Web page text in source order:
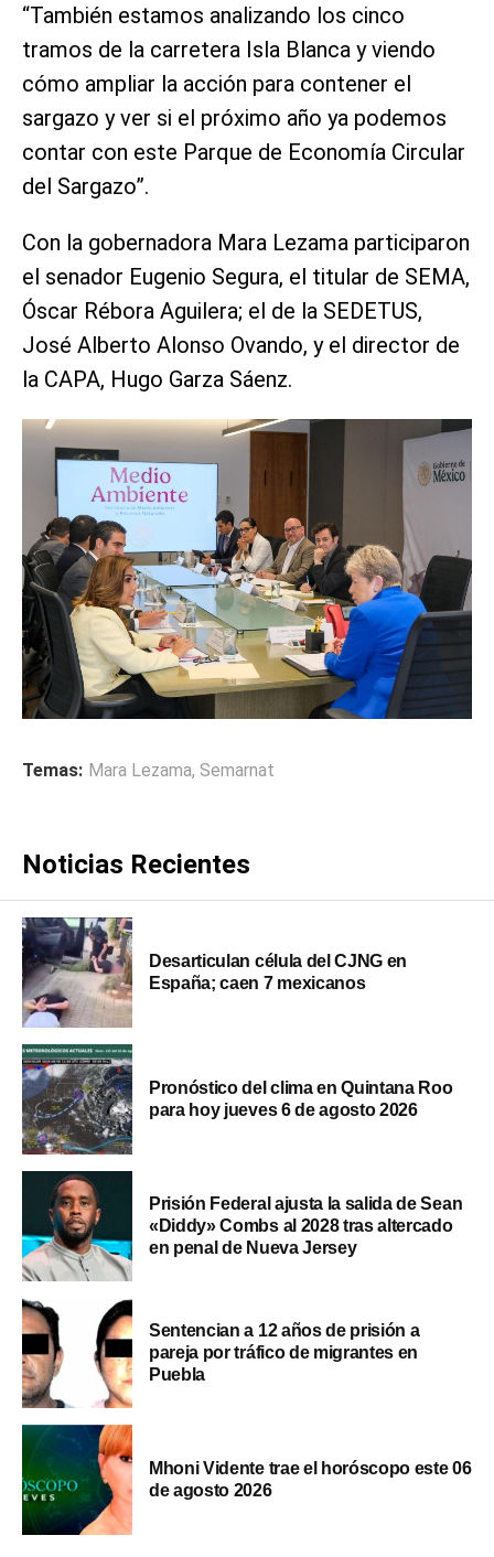
“También estamos analizando los cinco
tramos de la carretera Isla Blanca y viendo
cómo ampliar la acción para contener el
sargazo y ver si el próximo año ya podemos
contar con este Parque de Economía Circular
del Sargazo”.
Con la gobernadora Mara Lezama participaron
el senador Eugenio Segura, el titular de SEMA,
Óscar Rébora Aguilera; el de la SEDETUS,
José Alberto Alonso Ovando, y el director de
la CAPA, Hugo Garza Sáenz.
Temas: Mara Lezama, Semarnat
Noticias Recientes
Desarticulan célula del CJNG en
España; caen 7 mexicanos
Pronóstico del clima en Quintana Roo
para hoy jueves 6 de agosto 2026
Prisión Federal ajusta la salida de Sean
«Diddy» Combs al 2028 tras altercado
en penal de Nueva Jersey
Sentencian a 12 años de prisión a
pareja por tráfico de migrantes en
Puebla
Mhoni Vidente trae el horóscopo este 06
de agosto 2026